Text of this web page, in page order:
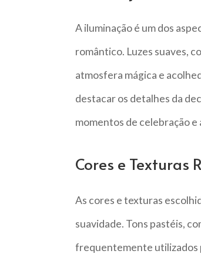
A iluminação é um dos
romântico. Luzes suaves,
atmosfera mágica e
destacar os detalhes da
momentos de celebração e
Cores e Texturas
As cores e texturas
suavidade. Tons pastéis,
frequentemente utilizados